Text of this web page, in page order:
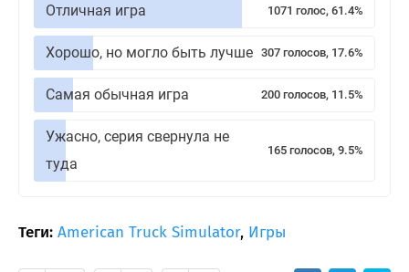
Отличная игра 1071 голос, 61.4%
Хорошо, но могло быть лучше 307 голосов, 17.6%
Самая обычная игра 200 голосов, 11.5%
Ужасно, серия свернула не
туда
165 голосов, 9.5%
Теги: American Truck Simulator, Игры